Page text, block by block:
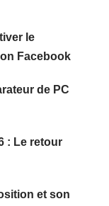
le
Facebook
de PC
: Le retour
et son